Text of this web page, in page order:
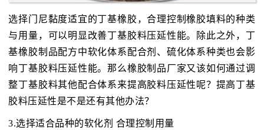
选择门尼黏度适宜的丁基橡胶，合理控制橡胶填料的种类
与用量，可以明显改善丁基胶料压延性能。除此之外，丁
基橡胶制品配方中软化体系配合剂、硫化体系种类也会影
响丁基胶料压延性能。那么橡胶制品厂家又该如何通过调
整丁基胶料其他配合体系来提高胶料压延性呢？提高丁基
胶料压延性是不是还有其他办法？
3.选择适合品种的软化剂 合理控制用量